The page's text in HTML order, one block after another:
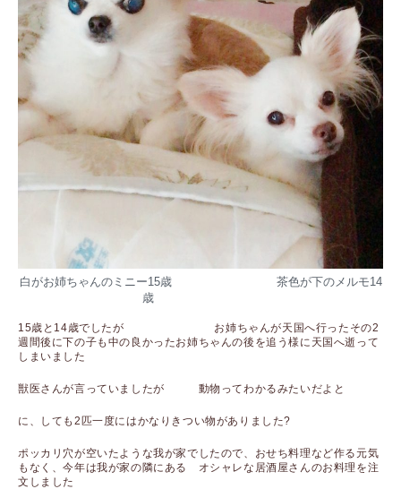
白がお姉ちゃんのミニー15歳 茶色が下のメルモ14
歳
15歳と14歳でしたが お姉ちゃんが天国へ行ったその2
週間後に下の子も中の良かったお姉ちゃんの後を追う様に天国へ逝って
しまいました
獣医さんが言っていましたが 動物ってわかるみたいだよと
に、しても2匹一度にはかなりきつい物がありました?
ポッカリ穴が空いたような我が家でしたので、おせち料理など作る元気
もなく、今年は我が家の隣にある オシャレな居酒屋さんのお料理を注
文しました